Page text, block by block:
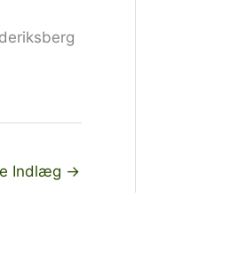
Indlæg →